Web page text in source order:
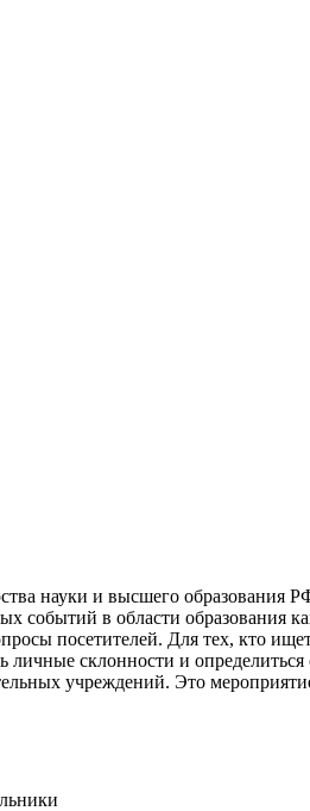
науки и высшего
в области образования
посетителей. Для тех, кто
склонности и
учреждений. Это